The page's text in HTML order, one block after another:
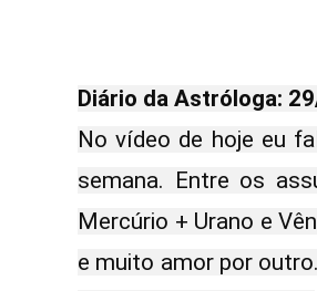
Diário da Astróloga:
No vídeo de hoje eu
semana. Entre os
Mercúrio + Urano e
e muito amor por